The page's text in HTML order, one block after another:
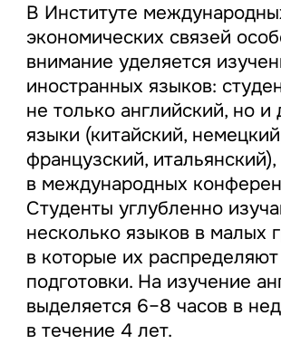
В Институте
экономических связей
внимание уделяется
иностранных языков:
не только английский, но и
языки (китайский,
французский,
в международных
Студенты углубленно
несколько языков в малых
в которые их
подготовки. На изучение
выделяется 6–8 часов в
в течение 4 лет.